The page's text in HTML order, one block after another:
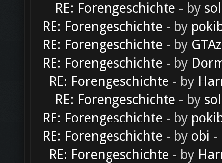
RE: Forengeschichte - by
RE: Forengeschichte - by
RE: Forengeschichte - by
RE: Forengeschichte - by
RE: Forengeschichte - by
RE: Forengeschichte - by
RE: Forengeschichte - by
RE: Forengeschichte - by obi -
RE: Forengeschichte - by